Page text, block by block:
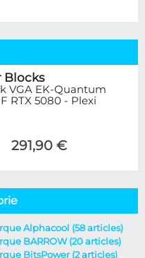
Blocks
VGA EK-Quantum
RTX 5080 - Plexi
291,90 €
Alphacool (58 articles)
BARROW (20 articles)
BitsPower (2 articles)